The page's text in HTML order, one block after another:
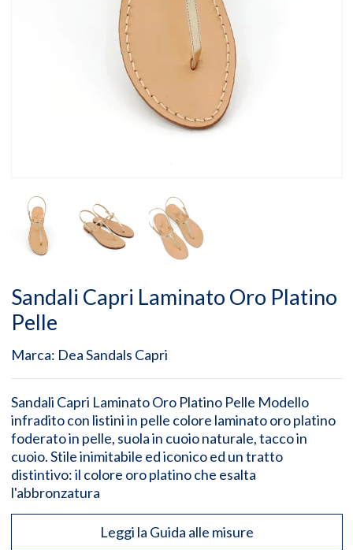
Sandali Capri Laminato Oro Platino
Pelle
Marca: Dea Sandals Capri
Sandali Capri Laminato Oro Platino Pelle Modello
infradito con listini in pelle colore laminato oro platino
foderato in pelle, suola in cuoio naturale, tacco in
cuoio. Stile inimitabile ed iconico ed un tratto
distintivo: il colore oro platino che esalta
l'abbronzatura
Leggi la Guida alle misure